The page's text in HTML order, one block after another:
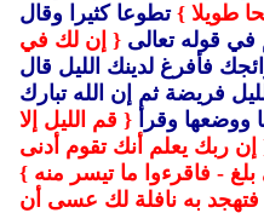
طويلا } تطوعا كثيرا وقال
قوله تعالى { إن لك في
فأفرغ لدينك الليل قال
فريضة ثم إن الله تبارك
ووضعها وقرأ { قم الليل إلا
إن ربك يعلم أنك تقوم أدنى
- فاقرءوا ما تيسر منه }
فتهجد به نافلة لك عسى أن